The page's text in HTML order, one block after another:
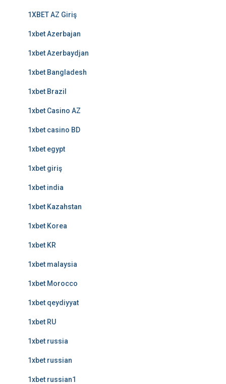
1XBET AZ Giriş
1xbet Azerbajan
1xbet Azerbaydjan
1xbet Bangladesh
1xbet Brazil
1xbet Casino AZ
1xbet casino BD
1xbet egypt
1xbet giriş
1xbet india
1xbet Kazahstan
1xbet Korea
1xbet KR
1xbet malaysia
1xbet Morocco
1xbet qeydiyyat
1xbet RU
1xbet russia
1xbet russian
1xbet russian1